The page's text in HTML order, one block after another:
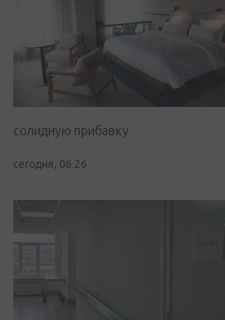
солидную прибавку
сегодня, 06:26